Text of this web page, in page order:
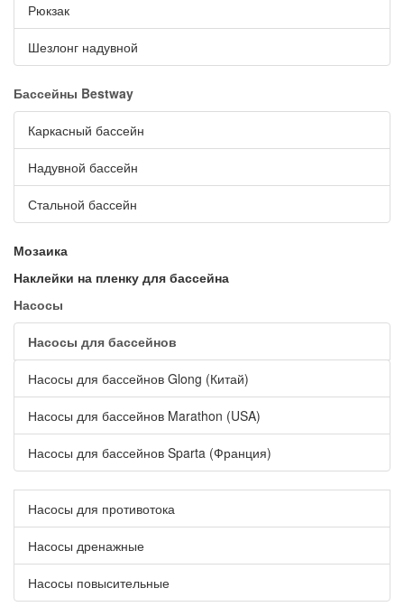
Рюкзак
Шезлонг надувной
Бассейны Bestway
Каркасный бассейн
Надувной бассейн
Стальной бассейн
Мозаика
Наклейки на пленку для бассейна
Насосы
Насосы для бассейнов
Насосы для бассейнов Glong (Китай)
Насосы для бассейнов Marathon (USA)
Насосы для бассейнов Sparta (Франция)
Насосы для противотока
Насосы дренажные
Насосы повысительные